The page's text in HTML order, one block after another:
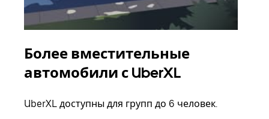
Более вместительные
автомобили с UberXL
UberXL доступны для групп до 6 человек.